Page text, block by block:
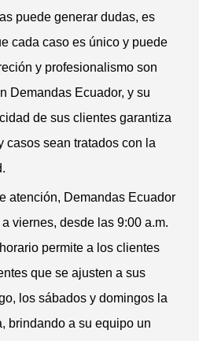
puede generar dudas, es
cada caso es único y puede
y profesionalismo son
Demandas Ecuador, y su
de sus clientes garantiza
casos sean tratados con la
atención, Demandas Ecuador
viernes, desde las 9:00 a.m.
permite a los clientes
que se ajusten a sus
los sábados y domingos la
brindando a su equipo un